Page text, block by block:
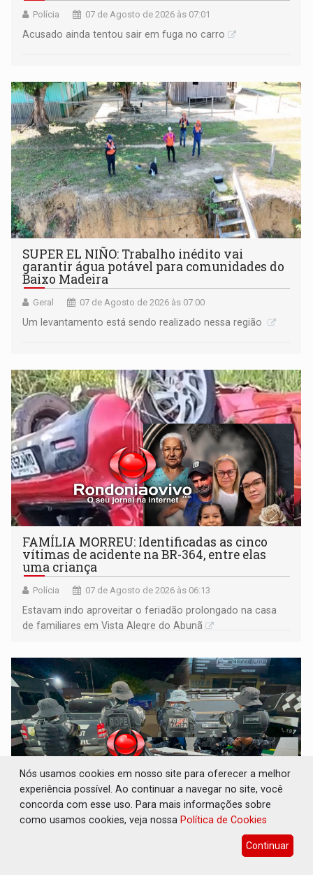
Polícia 07 de Agosto de 2026 às 07:01
Acusado ainda tentou sair em fuga no carro
SUPER EL NIÑO: Trabalho inédito vai
garantir água potável para comunidades do
Baixo Madeira
Geral 07 de Agosto de 2026 às 07:00
Um levantamento está sendo realizado nessa região
FAMÍLIA MORREU: Identificadas as cinco
vítimas de acidente na BR-364, entre elas
uma criança
Polícia 07 de Agosto de 2026 às 06:13
Estavam indo aproveitar o feriadão prolongado na casa
de familiares em Vista Alegre do Abunã
BRASIL CONTRA O CRIME: Acusado de
guardar armas de facção é preso com
Nós usamos cookies em nosso site para oferecer a melhor
experiência possível. Ao continuar a navegar no site, você
concorda com esse uso. Para mais informações sobre
como usamos cookies, veja nossa Política de Cookies
Continuar